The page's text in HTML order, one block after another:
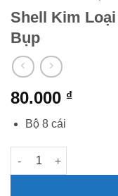
Shell Kim
Bụp
80.000 ₫
Bộ 8 cái
Shell Kim Loại Mẫu